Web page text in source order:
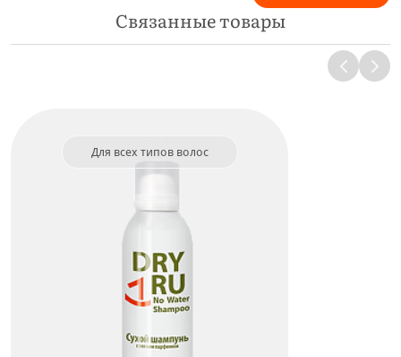
Связанные товары
Для всех типов волос